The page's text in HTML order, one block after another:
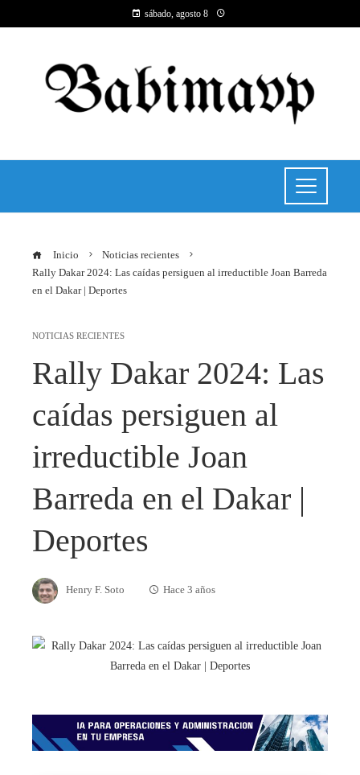
sábado, agosto 8
Inicio
Noticias recientes
Rally Dakar 2024: Las caídas persiguen al irreductible Joan Barreda
en el Dakar | Deportes
NOTICIAS RECIENTES
Rally Dakar 2024: Las
caídas persiguen al
irreductible Joan
Barreda en el Dakar |
Deportes
Henry F. Soto Hace 3 años